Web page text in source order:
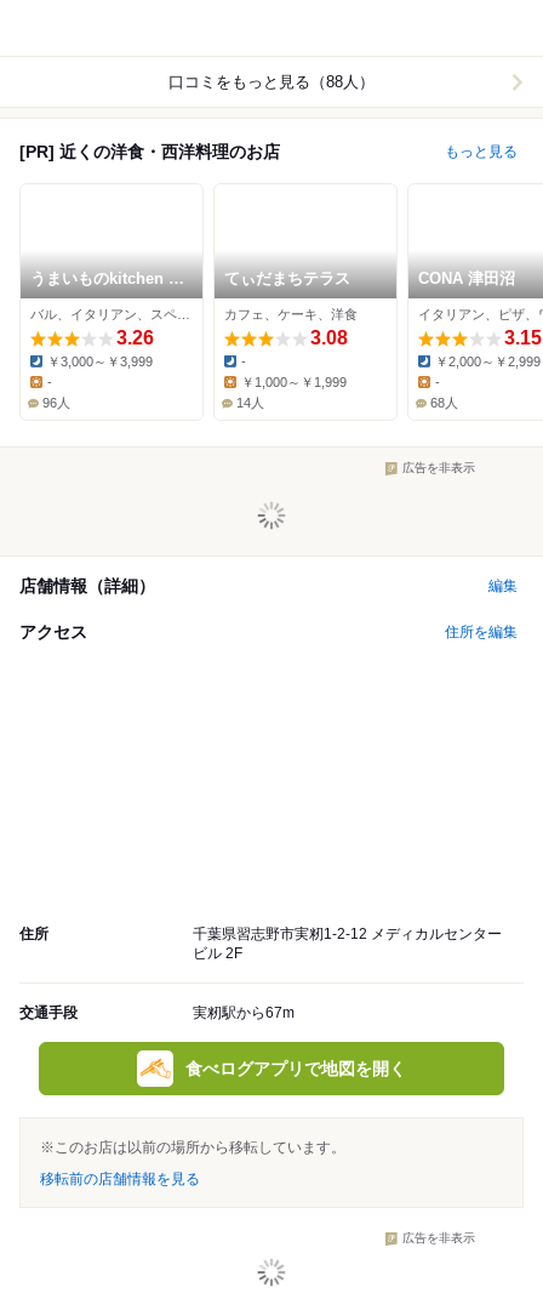
口コミをもっと見る（88人）
[PR] 近くの洋食・西洋料理のお店 もっと見る
うまいものkitchen 勝
田台バル
3.26
Dinner:
￥3,000～￥3,999
Lunch:
-
96人
てぃだまちテラス
カフェ、ケーキ、洋食
3.08
Dinner:
-
Lunch:
￥1,000～￥1,999
14人
CONA 津田沼
3.15
Dinner:
￥2,000～￥2,999
Lunch:
-
68人
広告を非表示
店舗情報（詳細） 編集
アクセス 住所を編集
住所
千葉県習志野市実籾1-2-12 メディカルセンター
ビル 2F
交通手段 実籾駅から67m
食べログアプリで地図を開く
※このお店は以前の場所から移転しています。
移転前の店舗情報を見る
広告を非表示